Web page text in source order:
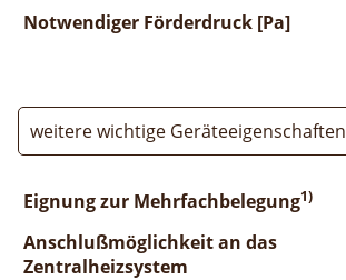
Notwendiger Förderdruck [Pa]
weitere wichtige Geräteeigenschaften
Eignung zur Mehrfachbelegung1)
Anschlußmöglichkeit an das
Zentralheizsystem